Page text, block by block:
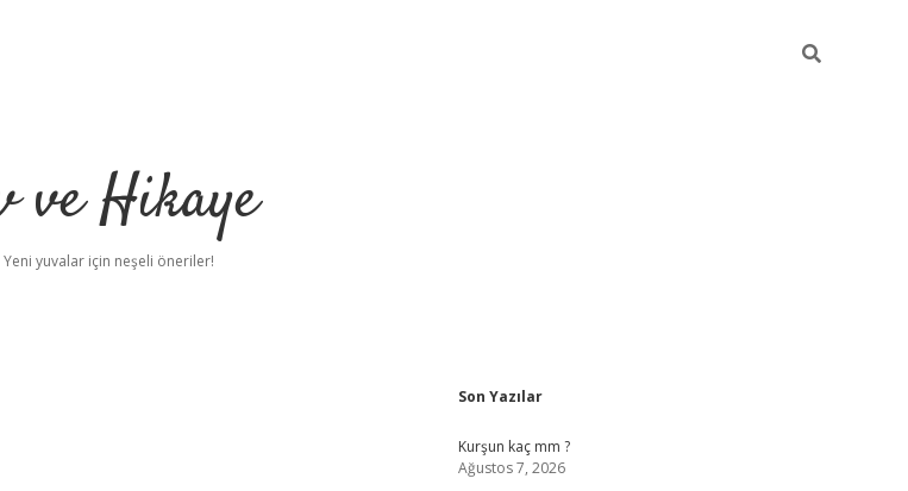
ve Hikaye
Yeni yuvalar için neşeli öneriler!
Sidebar
Son Yazılar
Kurşun kaç mm ?
Ağustos 7, 2026